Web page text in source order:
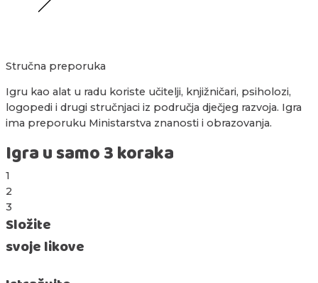
Stručna preporuka
Igru kao alat u radu koriste učitelji, knjižničari, psiholozi,
logopedi i drugi stručnjaci iz područja dječjeg razvoja. Igra
ima preporuku Ministarstva znanosti i obrazovanja.
Igra u samo 3 koraka
1
2
3
Složite
svoje likove